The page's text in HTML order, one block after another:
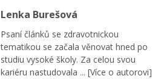
Lenka Burešová
Psaní článků se zdravotnickou
tematikou se začala věnovat hned po
studiu vysoké školy. Za celou svou
kariéru nastudovala ... [Více o autorovi]